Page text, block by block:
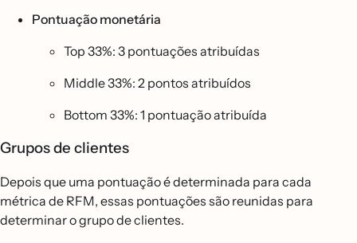
Pontuação monetária
Top 33%: 3 pontuações atribuídas
Middle 33%: 2 pontos atribuídos
Bottom 33%: 1 pontuação atribuída
Grupos de clientes
Depois que uma pontuação é determinada para cada
métrica de RFM, essas pontuações são reunidas para
determinar o grupo de clientes.